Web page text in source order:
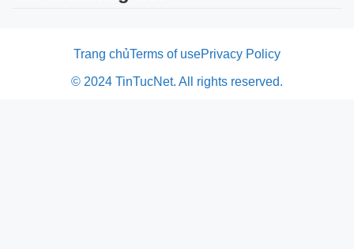
Trang chủTerms of usePrivacy Policy
© 2024 TinTucNet. All rights reserved.